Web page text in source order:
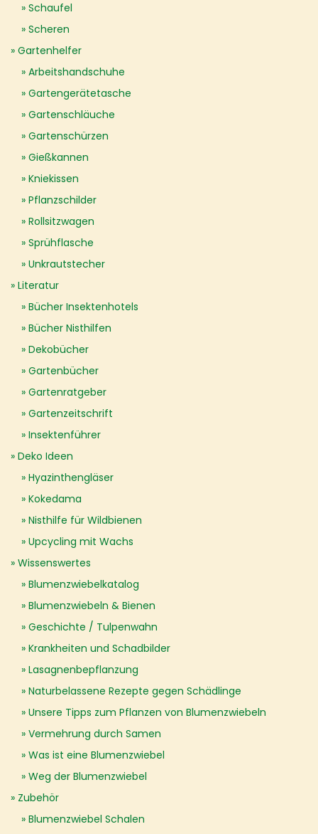
Schaufel
Scheren
Gartenhelfer
Arbeitshandschuhe
Gartengerätetasche
Gartenschläuche
Gartenschürzen
Gießkannen
Kniekissen
Pflanzschilder
Rollsitzwagen
Sprühflasche
Unkrautstecher
Literatur
Bücher Insektenhotels
Bücher Nisthilfen
Dekobücher
Gartenbücher
Gartenratgeber
Gartenzeitschrift
Insektenführer
Deko Ideen
Hyazinthengläser
Kokedama
Nisthilfe für Wildbienen
Upcycling mit Wachs
Wissenswertes
Blumenzwiebelkatalog
Blumenzwiebeln & Bienen
Geschichte / Tulpenwahn
Krankheiten und Schadbilder
Lasagnenbepflanzung
Naturbelassene Rezepte gegen Schädlinge
Unsere Tipps zum Pflanzen von Blumenzwiebeln
Vermehrung durch Samen
Was ist eine Blumenzwiebel
Weg der Blumenzwiebel
Zubehör
Blumenzwiebel Schalen